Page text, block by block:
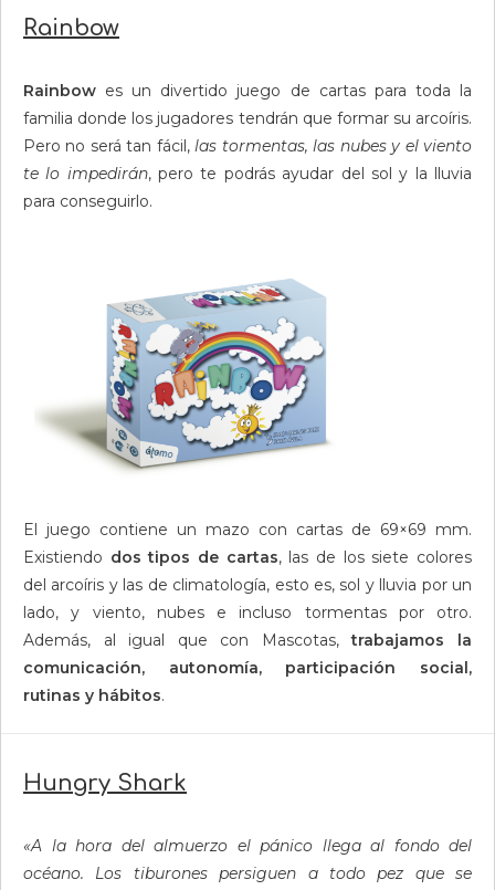
Rainbow
Rainbow es un divertido juego de cartas para toda la
familia donde los jugadores tendrán que formar su arcoíris.
Pero no será tan fácil,las tormentas, las nubes y el viento
te lo impedirán, pero te podrás ayudar del sol y la lluvia
para conseguirlo.
El juego contiene un mazo con cartas de 69×69 mm.
Existiendo dos tipos de cartas, las de los siete colores
del arcoíris y las de climatología, esto es, sol y lluvia por un
lado, y viento, nubes e incluso tormentas por otro.
Además, al igual que con Mascotas,trabajamos la
comunicación, autonomía, participación social,
rutinas y hábitos.
Hungry Shark
«A la hora del almuerzo el pánico llega al fondo del
océano. Los tiburones persiguen a todo pez que se